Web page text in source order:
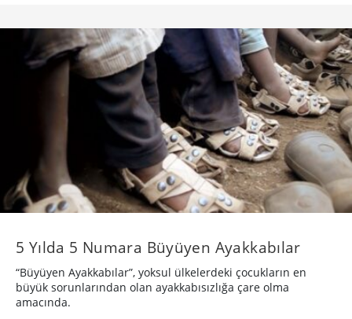
5 Yılda 5 Numara Büyüyen Ayakkabılar
“Büyüyen Ayakkabılar”, yoksul ülkelerdeki çocukların en
büyük sorunlarından olan ayakkabısızlığa çare olma
amacında.